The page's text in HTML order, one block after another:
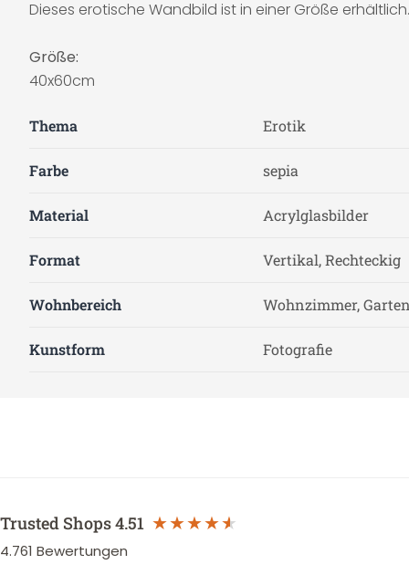
Dieses erotische Wandbild ist in einer Größe erhältlich.
Größe:
40x60cm
Thema Erotik
Farbe sepia
Material Acrylglasbilder
Format Vertikal, Rechteckig
Wohnbereich Wohnzimmer,
Kunstform Fotografie
Trusted Shops4.51
4.761 Bewertungen